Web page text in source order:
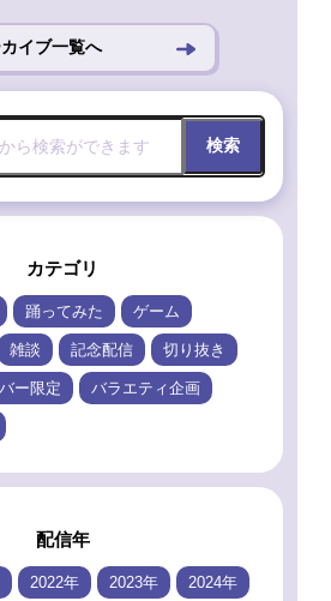
イブ一覧へ
検索
カテゴリ
踊ってみた ゲーム
雑談 記念配信 切り抜き
ー限定 バラエティ企画
配信年
2022年 2023年 2024年